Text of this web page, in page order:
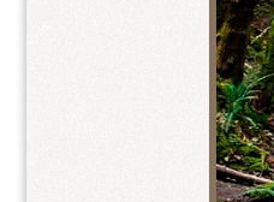
ПЕНТХАУС - люкс 1+1+1
2-ох місний покращений
Стандарт покращений 1+1
Стандарт покращений 2+1